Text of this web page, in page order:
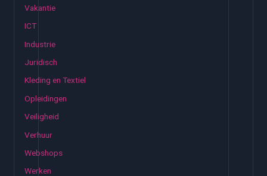
Vakantie
ICT
Industrie
Juridisch
Kleding en Textiel
Opleidingen
Veiligheid
Verhuur
Webshops
Werken